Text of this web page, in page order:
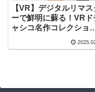
【VR】デジタルリマス
ーで鮮明に蘇る！VRド
ャシコ名作コレクショ
h_1116carem00007 |